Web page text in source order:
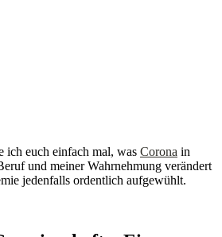
ich euch einfach mal, was Corona in
und meiner Wahrnehmung verändert
jedenfalls ordentlich aufgewühlt.